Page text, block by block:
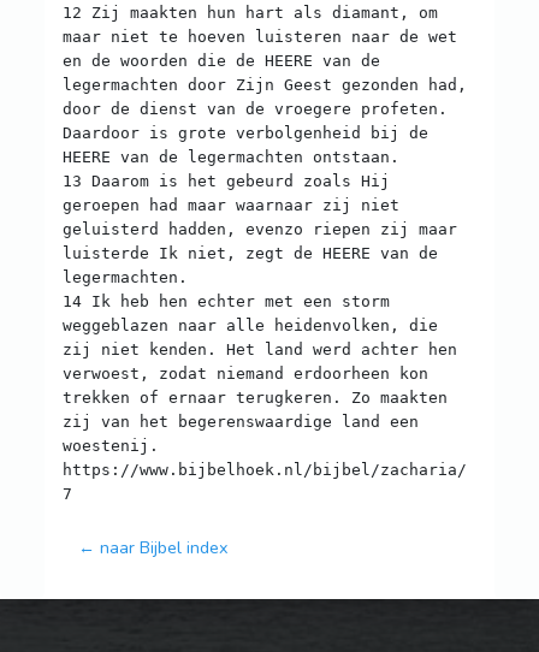
12 Zij maakten hun hart als diamant, om
maar niet te hoeven luisteren naar de wet
en de woorden die de HEERE van de
legermachten door Zijn Geest gezonden had,
door de dienst van de vroegere profeten.
Daardoor is grote verbolgenheid bij de
HEERE van de legermachten ontstaan.
13 Daarom is het gebeurd zoals Hij
geroepen had maar waarnaar zij niet
geluisterd hadden, evenzo riepen zij maar
luisterde Ik niet, zegt de HEERE van de
legermachten.
14 Ik heb hen echter met een storm
weggeblazen naar alle heidenvolken, die
zij niet kenden. Het land werd achter hen
verwoest, zodat niemand erdoorheen kon
trekken of ernaar terugkeren. Zo maakten
zij van het begerenswaardige land een
woestenij.
https://www.bijbelhoek.nl/bijbel/zacharia/
← naar Bijbel index